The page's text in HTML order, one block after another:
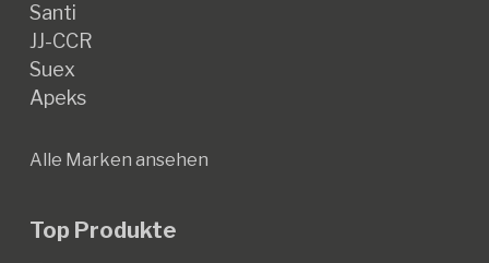
Santi
JJ-CCR
Suex
Apeks
Alle Marken ansehen
Top Produkte